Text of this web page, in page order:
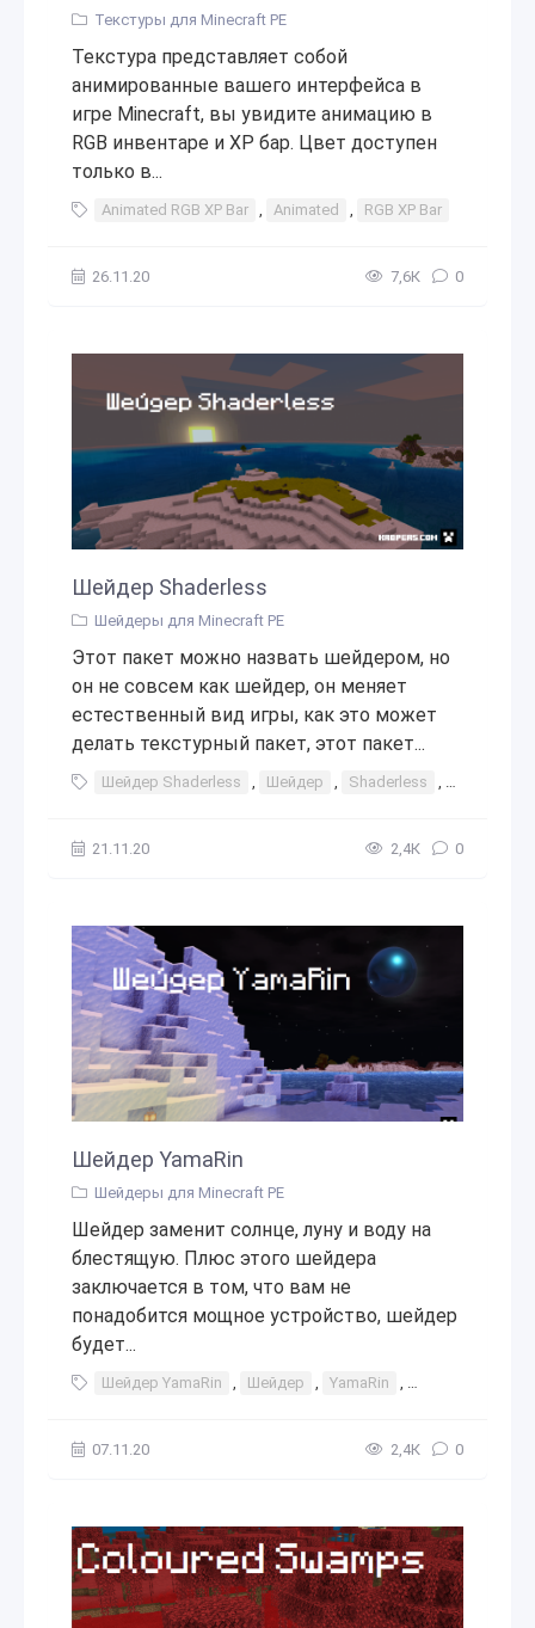
Текстуры для Minecraft PE
Текстура представляет собой
анимированные вашего интерфейса в
игре Minecraft, вы увидите анимацию в
RGB инвентаре и XP бар. Цвет доступен
только в...
Animated RGB XP Bar , Animated , RGB XP Bar
26.11.20 7,6К 0
Шейдер Shaderless
Шейдеры для Minecraft PE
Этот пакет можно назвать шейдером, но
он не совсем как шейдер, он меняет
естественный вид игры, как это может
делать текстурный пакет, этот пакет...
Шейдер Shaderless , Шейдер , Shaderless , шейдеры
21.11.20 2,4К 0
Шейдер YamaRin
Шейдеры для Minecraft PE
Шейдер заменит солнце, луну и воду на
блестящую. Плюс этого шейдера
заключается в том, что вам не
понадобится мощное устройство, шейдер
будет...
Шейдер YamaRin , Шейдер , YamaRin , шейдеры
07.11.20 2,4К 0